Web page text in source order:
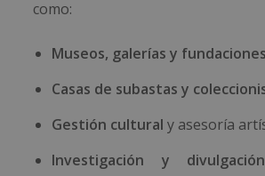
como:
Museos, galerías y fundaciones
Casas de subastas y
Gestión cultural y asesoría
Investigación y divulgación